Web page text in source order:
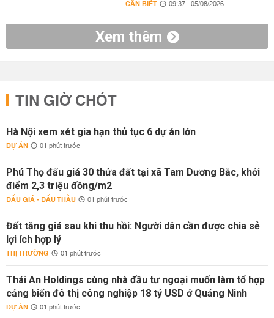
CẦN BIẾT 09:37 | 05/08/2026
Xem thêm
TIN GIỜ CHÓT
Hà Nội xem xét gia hạn thủ tục 6 dự án lớn
DỰ ÁN 01 phút trước
Phú Thọ đấu giá 30 thửa đất tại xã Tam Dương Bắc, khởi
điểm 2,3 triệu đồng/m2
ĐẤU GIÁ - ĐẤU THẦU 01 phút trước
Đất tăng giá sau khi thu hồi: Người dân cần được chia sẻ
lợi ích hợp lý
THỊ TRƯỜNG 01 phút trước
Thái An Holdings cùng nhà đầu tư ngoại muốn làm tổ hợp
cảng biển đô thị công nghiệp 18 tỷ USD ở Quảng Ninh
DỰ ÁN 01 phút trước